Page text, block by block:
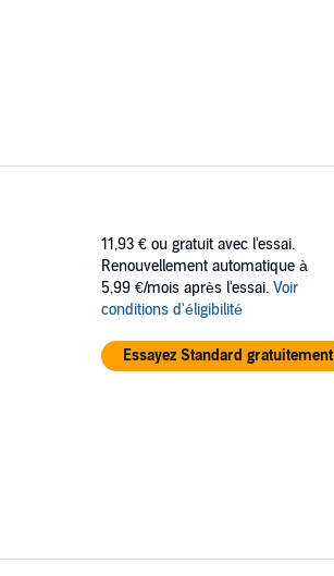
11,93 € ou gratuit avec l'essai.
Renouvellement automatique à
5,99 €/mois après l'essai. Voir
conditions d'éligibilité
Essayez Standard gratuitement